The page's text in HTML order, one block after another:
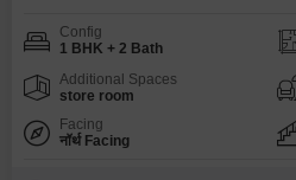
Config
1 BHK + 2 Bath
Additional Spaces
store room
Facing
नॉर्थ Facing